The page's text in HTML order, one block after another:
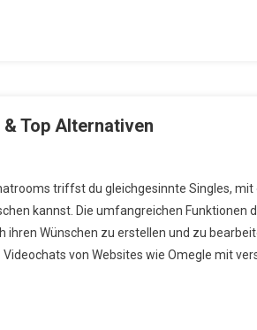
Top Alternativen
triffst du gleichgesinnte Singles,
kannst. Die umfangreichen Funktionen
ihren Wünschen zu erstellen und zu
von Websites wie Omegle mit